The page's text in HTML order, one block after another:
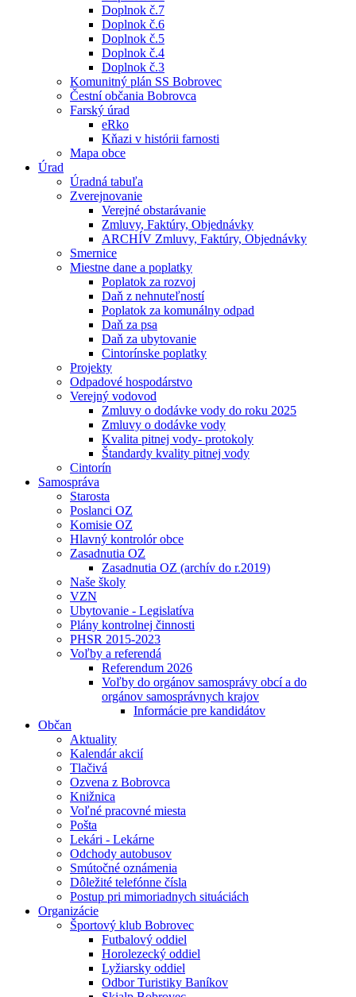
Doplnok č.7
Doplnok č.6
Doplnok č.5
Doplnok č.4
Doplnok č.3
Komunitný plán SS Bobrovec
Čestní občania Bobrovca
Farský úrad
eRko
Kňazi v histórii farnosti
Mapa obce
Úrad
Úradná tabuľa
Zverejnovanie
Verejné obstarávanie
Zmluvy, Faktúry, Objednávky
ARCHÍV Zmluvy, Faktúry, Objednávky
Smernice
Miestne dane a poplatky
Poplatok za rozvoj
Daň z nehnuteľností
Poplatok za komunálny odpad
Daň za psa
Daň za ubytovanie
Cintorínske poplatky
Projekty
Odpadové hospodárstvo
Verejný vodovod
Zmluvy o dodávke vody do roku 2025
Zmluvy o dodávke vody
Kvalita pitnej vody- protokoly
Štandardy kvality pitnej vody
Cintorín
Samospráva
Starosta
Poslanci OZ
Komisie OZ
Hlavný kontrolór obce
Zasadnutia OZ
Zasadnutia OZ (archív do r.2019)
Naše školy
VZN
Ubytovanie - Legislatíva
Plány kontrolnej činnosti
PHSR 2015-2023
Voľby a referendá
Referendum 2026
Voľby do orgánov samosprávy obcí a do
orgánov samosprávnych krajov
Informácie pre kandidátov
Občan
Aktuality
Kalendár akcií
Tlačivá
Ozvena z Bobrovca
Knižnica
Voľné pracovné miesta
Pošta
Lekári - Lekárne
Odchody autobusov
Smútočné oznámenia
Dôležité telefónne čísla
Postup pri mimoriadnych situáciách
Organizácie
Športový klub Bobrovec
Futbalový oddiel
Horolezecký oddiel
Lyžiarsky oddiel
Odbor Turistiky Baníkov